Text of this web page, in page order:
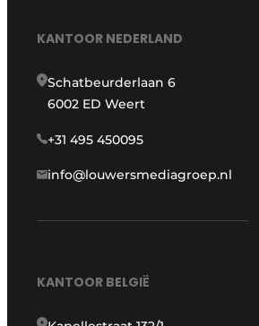
KANTOOR NEDERLAND
Schatbeurderlaan 6
6002 ED Weert
+31 495 450095
info@louwersmediagroep.nl
KANTOOR BELGIË